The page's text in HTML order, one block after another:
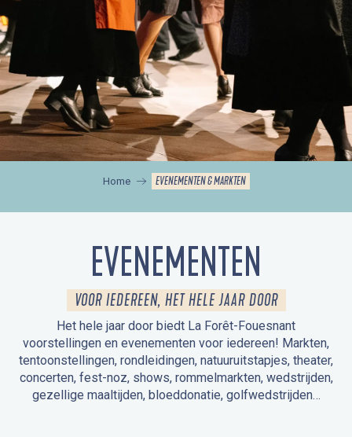
Home EVENEMENTEN & MARKTEN
EVENEMENTEN
VOOR IEDEREEN, HET HELE JAAR DOOR
Het hele jaar door biedt La Forêt-Fouesnant
voorstellingen en evenementen voor iedereen! Markten,
tentoonstellingen, rondleidingen, natuuruitstapjes, theater,
concerten, fest-noz, shows, rommelmarkten, wedstrijden,
gezellige maaltijden, bloeddonatie, golfwedstrijden…